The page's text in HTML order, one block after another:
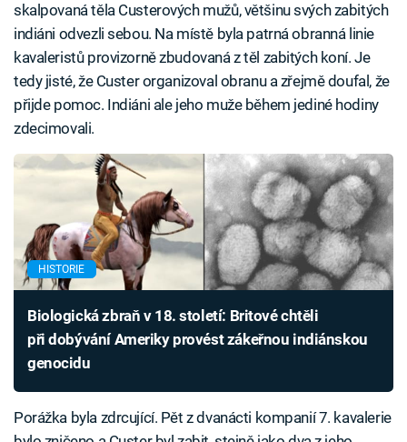
skalpovaná těla Custerových mužů, většinu svých zabitých
indiáni odvezli sebou. Na místě byla patrná obranná linie
kavaleristů provizorně zbudovaná z těl zabitých koní. Je
tedy jisté, že Custer organizoval obranu a zřejmě doufal, že
přijde pomoc. Indiáni ale jeho muže během jediné hodiny
zdecimovali.
HISTORIE
Biologická zbraň v 18. století: Britové chtěli
při dobývání Ameriky provést zákeřnou indiánskou
genocidu
Porážka byla zdrcující. Pět z dvanácti kompanií 7. kavalerie